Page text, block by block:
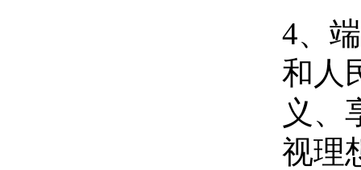
4、
和人
义、
视理